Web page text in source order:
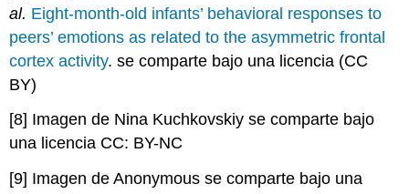
al. Eight-month-old infants’ behavioral responses to
peers’ emotions as related to the asymmetric frontal
cortex activity. se comparte bajo una licencia (CC
BY)
[8] Imagen de Nina Kuchkovskiy se comparte bajo
una licencia CC: BY-NC
[9] Imagen de Anonymous se comparte bajo una